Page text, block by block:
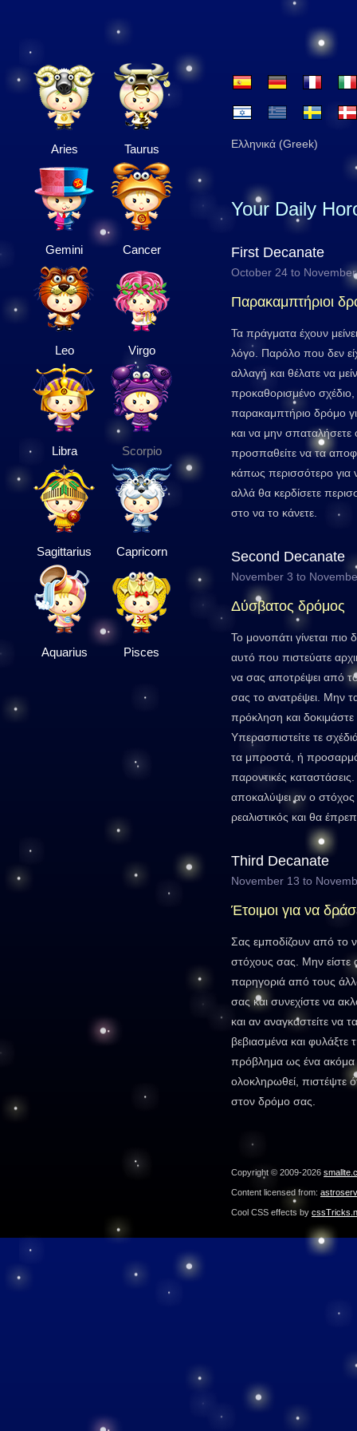
Aries Taurus
Gemini Cancer
Leo Virgo
Libra Scorpio
Sagittarius Capricorn
Aquarius Pisces
Ελληνικά (Greek)
Your Daily
First Decanate
October 24 to
Παρακαμπτήριοι
Τα πράγματα έχουν
λόγο. Παρόλο που δεν
αλλαγή και θέλατε να
προκαθορισμένο
παρακαμπτήριο δρόμο
και να μην σπαταλήσετε
προσπαθείτε να τα
κάπως περισσότερο για
αλλά θα κερδίσετε
στο να το κάνετε.
Second Decanate
November 3 to
Δύσβατος δρόμος
Το μονοπάτι γίνεται
αυτό που πιστεύατε
να σας αποτρέψει από
σας το ανατρέψει. Μην
πρόκληση και
Υπερασπιστείτε τε
τα μπροστά, ή
παροντικές
αποκαλύψει αν ο στόχος
ρεαλιστικός και θα
Third Decanate
November 13 to
Έτοιμοι για να
Σας εμποδίζουν από το
στόχους σας. Μην είστε
παρηγοριά από τους
σας και συνεχίστε να
και αν αναγκαστείτε να
βεβιασμένα και φυλάξτε
πρόβλημα ως ένα ακόμα
ολοκληρωθεί, πιστέψτε
στον δρόμο σας.
Copyright © 2009-2026
Content licensed from:
Cool CSS effects by